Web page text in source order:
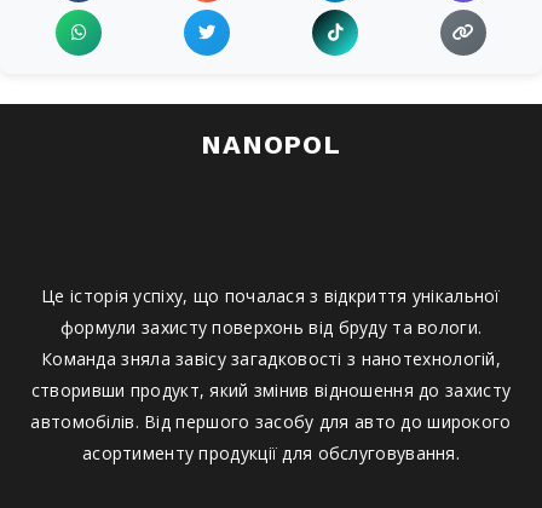
NANOPOL
Це історія успіху, що почалася з відкриття унікальної
формули захисту поверхонь від бруду та вологи.
Команда зняла завісу загадковості з нанотехнологій,
створивши продукт, який змінив відношення до захисту
автомобілів. Від першого засобу для авто до широкого
асортименту продукції для обслуговування.